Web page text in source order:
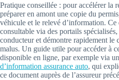
Pratique conseillée : pour accélérer la
préparer en amont une copie du
véhicule et le relevé d’information. Ce
consultable via des portails
conducteur et démontre rapidement le
malus. Un guide utile pour accéder à
disponible en ligne, par exemple via
d’information assurance auto, qui
ce document auprès de l’assureur